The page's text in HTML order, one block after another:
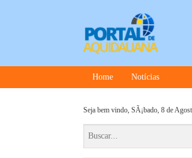
Home Notícias
Seja bem vindo, SÃ¡bado, 8 de